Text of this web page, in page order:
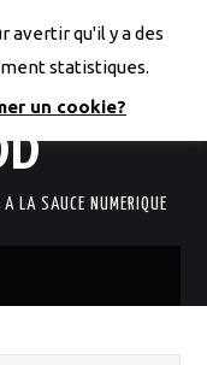
DE
LA SAUCE NUMERIQUE
avertir qu'il y a des
statistiques.
un cookie?